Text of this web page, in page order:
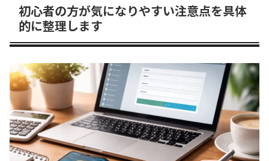
初心者の方が気になりやすい注意点を具体
的に整理します